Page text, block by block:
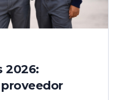
2026: